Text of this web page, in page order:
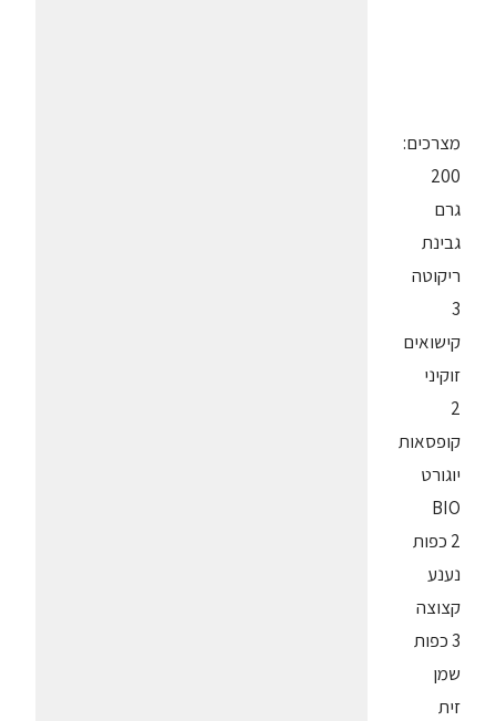
מצרכים:
200
גרם
גבינת
ריקוטה
3
קישואים
זוקיני
2
קופסאות
יוגורט
BIO
2 כפות
נענע
קצוצה
3 כפות
שמן
זית